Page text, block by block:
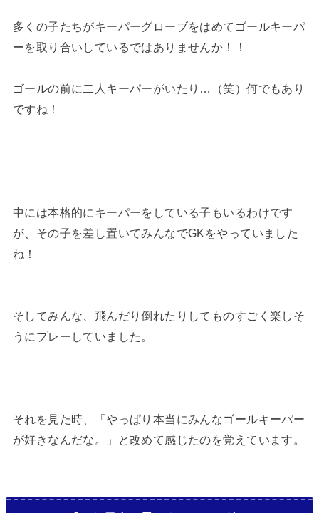
多くの子たちがキーパーグローブをはめてゴールキーパ
ーを取り合いしているではありませんか！！
ゴールの前に二人キーパーがいたり…（笑）何でもあり
ですね！
中には本格的にキーパーをしている子もいるわけです
が、その子を差し置いてみんなでGKをやっていました
ね！
そしてみんな、飛んだり倒れたりしてものすごく楽しそ
うにプレーしていました。
それを見た時、「やっぱり本当にみんなゴールキーパー
が好きなんだな。」と改めて感じたのを覚えています。